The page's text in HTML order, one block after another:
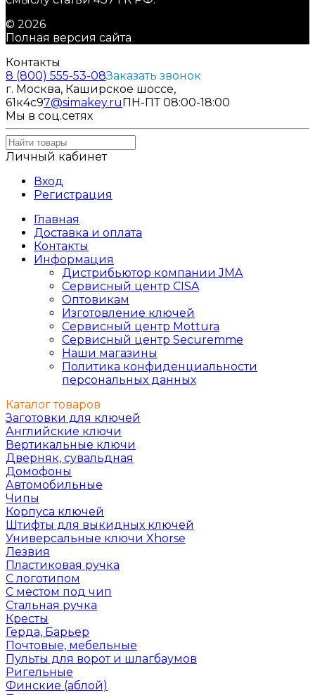
© 2026
Полная версия сайта
Контакты
8 (800) 555-53-08Заказать звонок
г. Москва, Каширское шоссе,
61к4с97@simakey.ruПН-ПТ 08:00-18:00
Мы в соц.сетях
Личный кабинет
Вход
Регистрация
Главная
Доставка и оплата
Контакты
Информация
Дистрибьютор компании JMA
Сервисный центр CISA
Оптовикам
Изготовление ключей
Сервисный центр Mottura
Сервисный центр Securemme
Наши магазины
Политика конфиденциальности
персональных данных
Каталог товаров
Заготовки для ключей
Английские ключи
Вертикальные ключи
Дверняк, сувальдная
Домофоны
Автомобильные
Чипы
Корпуса ключей
Штифты для выкидных ключей
Универсальные ключи Xhorse
Лезвия
Пластиковая ручка
С логотипом
С местом под чип
Стальная ручка
Кресты
Герда, Барьер
Почтовые, мебельные
Пульты для ворот и шлагбаумов
Ригельные
Финские (аблой)